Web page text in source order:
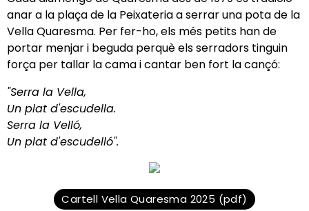
anar a la plaça de la Peixateria a serrar una pota de la
Vella Quaresma. Per fer-ho, els més petits han de
portar menjar i beguda perquè els serradors tinguin
força per tallar la cama i cantar ben fort la cançó:
"Serra la Vella,
Un plat d'escudella.
Serra la Velló,
Un plat d'escudelló".
Cartell Vella Quaresma 2025 (pdf)